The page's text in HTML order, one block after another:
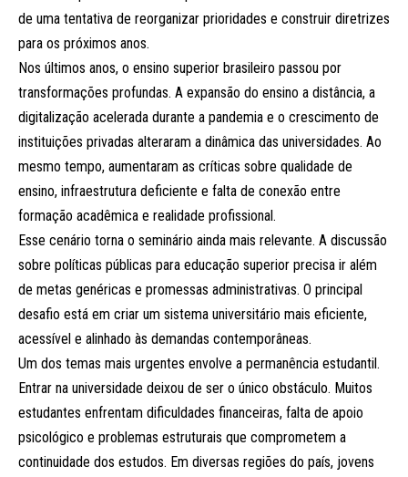
de uma tentativa de reorganizar prioridades e construir diretrizes
para os próximos anos.
Nos últimos anos, o ensino superior brasileiro passou por
transformações profundas. A expansão do ensino a distância, a
digitalização acelerada durante a pandemia e o crescimento de
instituições privadas alteraram a dinâmica das universidades. Ao
mesmo tempo, aumentaram as críticas sobre qualidade de
ensino, infraestrutura deficiente e falta de conexão entre
formação acadêmica e realidade profissional.
Esse cenário torna o seminário ainda mais relevante. A discussão
sobre políticas públicas para educação superior precisa ir além
de metas genéricas e promessas administrativas. O principal
desafio está em criar um sistema universitário mais eficiente,
acessível e alinhado às demandas contemporâneas.
Um dos temas mais urgentes envolve a permanência estudantil.
Entrar na universidade deixou de ser o único obstáculo. Muitos
estudantes enfrentam dificuldades financeiras, falta de apoio
psicológico e problemas estruturais que comprometem a
continuidade dos estudos. Em diversas regiões do país, jovens